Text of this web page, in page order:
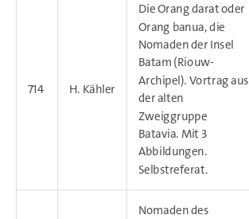
714 H. Kähler
Die Orang darat oder
Orang banua, die
Nomaden der Insel
Batam (Riouw-
Archipel). Vortrag aus
der alten
Zweiggruppe
Batavia. Mit 3
Abbildungen.
Selbstreferat.
Nomaden des